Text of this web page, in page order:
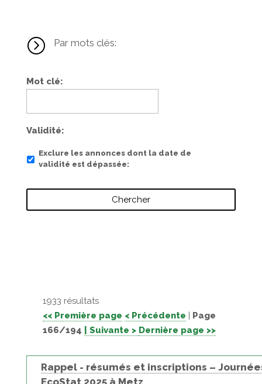
= Par mots clés:
Mot clé
Validité
Exclure les annonces dont la date de
validité est dépassée
1933 résultats
<< Première page < Précédente | Page
166/194
| Suivante > Dernière page >>
Rappel - résumés et inscriptions –
EcoStat 2025 à Metz